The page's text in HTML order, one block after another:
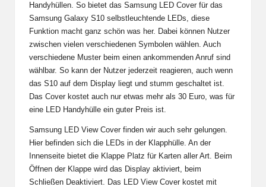
Handyhüllen. So bietet das Samsung LED Cover für das
Samsung Galaxy S10 selbstleuchtende LEDs, diese
Funktion macht ganz schön was her. Dabei können Nutzer
zwischen vielen verschiedenen Symbolen wählen. Auch
verschiedene Muster beim einen ankommenden Anruf sind
wählbar. So kann der Nutzer jederzeit reagieren, auch wenn
das S10 auf dem Display liegt und stumm geschaltet ist.
Das Cover kostet auch nur etwas mehr als 30 Euro, was für
eine LED Handyhülle ein guter Preis ist.
Samsung LED View Cover finden wir auch sehr gelungen.
Hier befinden sich die LEDs in der Klapphülle. An der
Innenseite bietet die Klappe Platz für Karten aller Art. Beim
Öffnen der Klappe wird das Display aktiviert, beim
Schließen Deaktiviert. Das LED View Cover kostet mit